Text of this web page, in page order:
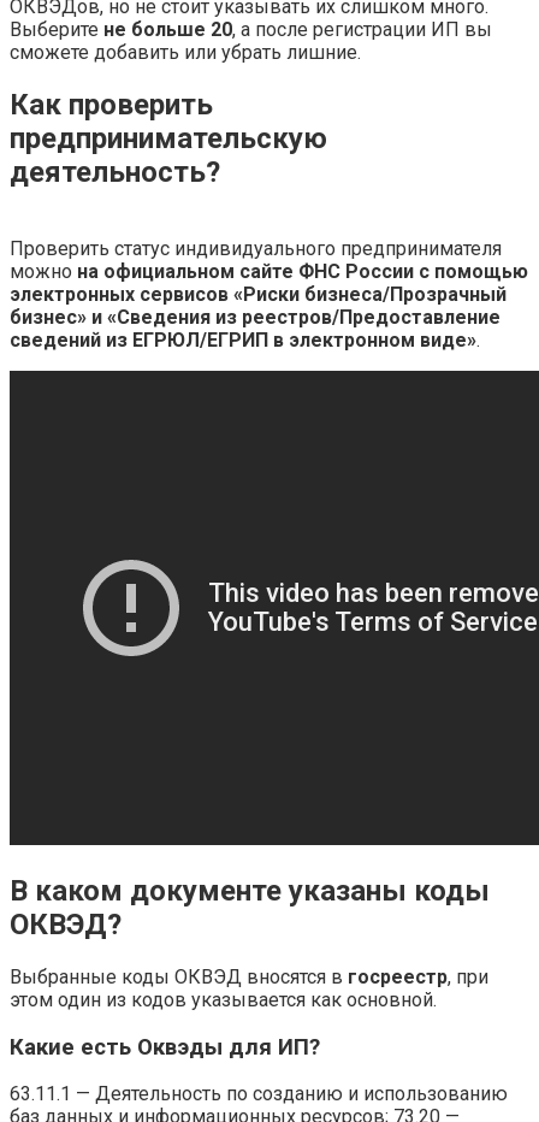
ОКВЭДов, но не стоит указывать их слишком много.
Выберите не больше 20, а после регистрации ИП вы
сможете добавить или убрать лишние.
Как проверить
предпринимательскую
деятельность?
Проверить статус индивидуального предпринимателя
можно на официальном сайте ФНС России с помощью
электронных сервисов «Риски бизнеса/Прозрачный
бизнес» и «Сведения из реестров/Предоставление
сведений из ЕГРЮЛ/ЕГРИП в электронном виде».
В каком документе указаны коды
ОКВЭД?
Выбранные коды ОКВЭД вносятся в госреестр, при
этом один из кодов указывается как основной.
Какие есть Оквэды для ИП?
63.11.1 — Деятельность по созданию и использованию
баз данных и информационных ресурсов; 73.20 —